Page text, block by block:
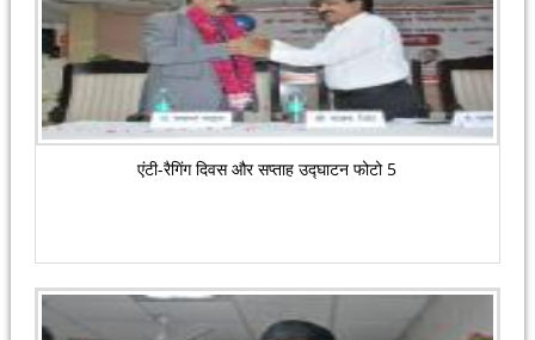
एंटी-रैगिंग दिवस और सप्ताह उद्घाटन फोटो 5